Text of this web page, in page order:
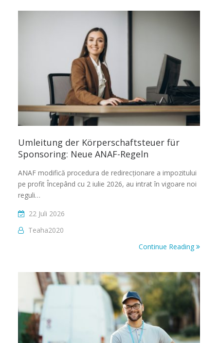
Umleitung der Körperschaftsteuer für
Sponsoring: Neue ANAF-Regeln
ANAF modifică procedura de redirecționare a impozitului
pe profit Începând cu 2 iulie 2026, au intrat în vigoare noi
reguli…
22 Juli 2026
Teaha2020
Continue Reading